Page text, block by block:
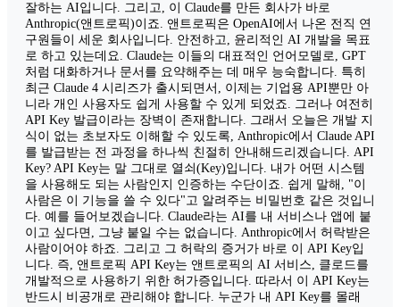
잘하는 AI입니다. 그리고, 이 Claude를 만든 회사가 바로
Anthropic(앤트로픽)이죠. 앤트로픽은 OpenAI에서 나온 전직 연
구원들이 세운 회사입니다. 안전하고, 윤리적인 AI 개발을 목표
로 하고 있는데요. Claude는 이들의 대표적인 언어모델로, GPT
처럼 대화하거나 문서를 요약해주는 데 매우 능숙합니다. 특히
최근 Claude 4 시리즈가 출시되면서, 이제는 기업용 API뿐만 아
니라 개인 사용자도 쉽게 사용할 수 있게 되었죠. 그러나 여전히
API Key 발급이라는 장벽이 존재합니다. 그래서 오늘은 개발 지
식이 없는 초보자도 이해할 수 있도록, Anthropic에서 Claude API
를 발급받는 전 과정을 하나씩 친절히 안내해드리겠습니다. API
Key? API Key는 말 그대로 열쇠(Key)입니다. 내가 어떤 시스템
을 사용해도 되는 사람인지 인증하는 수단이죠. 쉽게 말해, "이
사람은 이 기능을 쓸 수 있다"고 알려주는 비밀번호 같은 것입니
다. 예를 들어보겠습니다. Claude라는 AI를 내 서비스나 앱에 붙
이고 싶다면, 그냥 붙일 수는 없습니다. Anthropic에서 허락받은
사람이어야 하죠. 그리고 그 허락의 증거가 바로 이 API Key입
니다. 즉, 앤트로픽 API Key는 앤트로픽의 AI 서비스, 클로드를
개발적으로 사용하기 위한 허가증입니다. 따라서 이 API Key는
반드시 비공개로 관리해야 합니다. 누군가 내 API Key를 몰래